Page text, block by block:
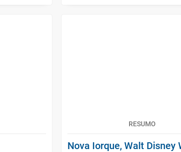
RESUMO
Nova Iorque, Walt Disney